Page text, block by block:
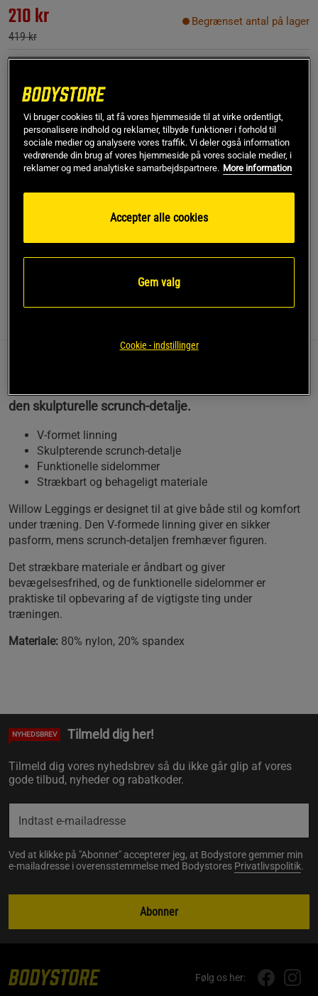
210 kr
419 kr
Begrænset antal på lager
Føj til indkøbskurven
Gratis fragt over 349 kr Gratis retur 14 dages fortrydelsesret
funktionalitet for en flatterende træningsoplevelse.
den skulpturelle scrunch-detalje.
V-formet linning
Skulpterende scrunch-detalje
Funktionelle sidelommer
Strækbart og behageligt materiale
Willow Leggings er designet til at give både stil og komfort
under træning. Den V-formede linning giver en sikker
pasform, mens scrunch-detaljen fremhæver figuren.
Det strækbare materiale er åndbart og giver
bevægelsesfrihed, og de funktionelle sidelommer er
praktiske til opbevaring af de vigtigste ting under
træningen.
Materiale: 80% nylon, 20% spandex
NYHEDSBREV Tilmeld dig her!
Tilmeld dig vores nyhedsbrev så du ikke går glip af vores
gode tilbud, nyheder og rabatkoder.
Ved at klikke på "Abonner" accepterer jeg, at Bodystore gemmer min
e-mailadresse i overensstemmelse med Bodystores Privatlivspolitik.
Abonner
Følg os her:
Vi bruger cookies til, at få vores hjemmeside til at virke ordentligt,
personalisere indhold og reklamer, tilbyde funktioner i forhold til
sociale medier og analysere vores traffik. Vi deler også information
vedrørende din brug af vores hjemmeside på vores sociale medier, i
reklamer og med analytiske samarbejdspartnere. More information
Accepter alle cookies
Gem valg
Cookie - indstillinger